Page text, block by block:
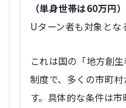
（単身世帯は60万円）
Uターン者も対象とな
これは国の「地方創
制度で、多くの市町
す。具体的な条件は市